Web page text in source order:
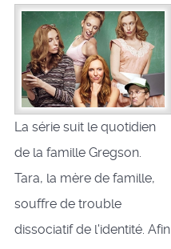
La série suit le quotidien
de la famille Gregson.
Tara, la mère de famille,
souffre de trouble
dissociatif de l'identité. Afin